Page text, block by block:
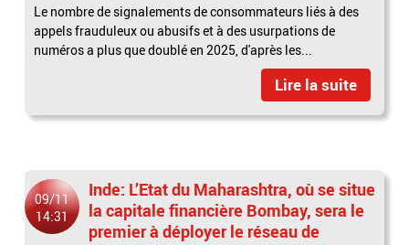
Le nombre de signalements de consommateurs liés à des
appels frauduleux ou abusifs et à des usurpations de
numéros a plus que doublé en 2025, d'après les...
Lire la suite
09/11
14:31
Inde: L’Etat du Maharashtra, où se situe
la capitale financière Bombay, sera le
premier à déployer le réseau de